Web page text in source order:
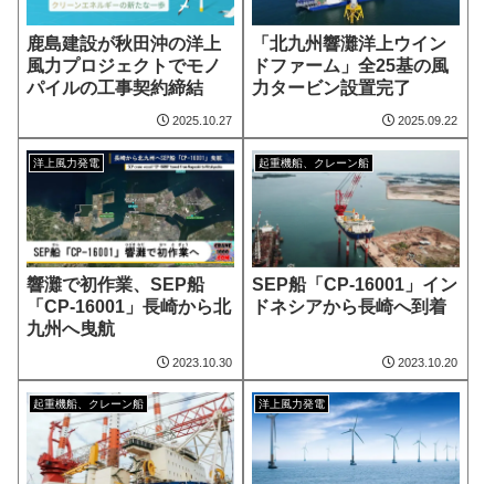
鹿島建設が秋田沖の洋上
風力プロジェクトでモノ
パイルの工事契約締結
2025.10.27
「北九州響灘洋上ウイン
ドファーム」全25基の風
力タービン設置完了
2025.09.22
洋上風力発電
響灘で初作業、SEP船
「CP-16001」長崎から北
九州へ曳航
2023.10.30
起重機船、クレーン船
SEP船「CP-16001」イン
ドネシアから長崎へ到着
2023.10.20
起重機船、クレーン船 洋上風力発電